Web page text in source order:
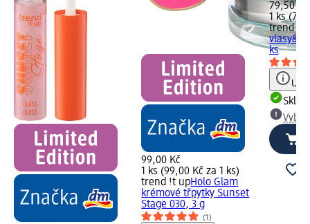
99,00 Kč
1 ks (99,00 Kč za 1 ks)
trend !t upHolo Glam
krémové třpytky Sunset
Stage 030, 3 g
(1)
79,50 Kč
1 ks
trend !t
ks